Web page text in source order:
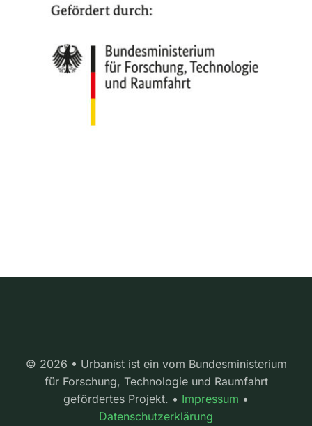
© 2026 • Urbanist ist ein vom Bundesministerium
für Forschung, Technologie und Raumfahrt
gefördertes Projekt. • Impressum •
Datenschutzerklärung